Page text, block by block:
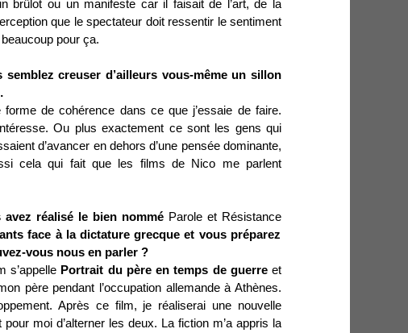
brûlot ou un manifeste car il faisait de l’art, de la
que le spectateur doit ressentir le sentiment
pour ça.
semblez creuser d’ailleurs vous-même un sillon
forme de cohérence dans ce que j’essaie de faire.
Ou plus exactement ce sont les gens qui
d’avancer en dehors d’une pensée dominante,
cela qui fait que les films de Nico me parlent
avez réalisé le bien nommé Parole et Résistance
face à la dictature grecque et vous préparez
vous nous en parler ?
s’appelle Portrait du père entemps de guerreet
père pendant l’occupation allemande à Athènes.
Après ce film, je réaliserai une nouvelle
pour moi d’alterner les deux. La fiction m’a appris la